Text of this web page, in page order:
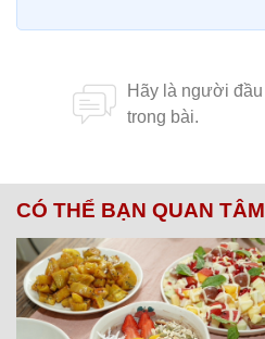
CÓ THỂ BẠN QUAN TÂM